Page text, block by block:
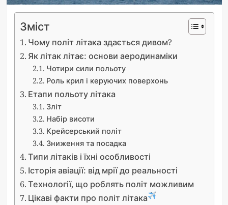
Зміст
Чому політ літака здається дивом?
Як літак літає: основи аеродинаміки
Чотири сили польоту
Роль крил і керуючих поверхонь
Етапи польоту літака
Зліт
Набір висоти
Крейсерський політ
Зниження та посадка
Типи літаків і їхні особливості
Історія авіації: від мрії до реальності
Технології, що роблять політ можливим
Цікаві факти про політ літака